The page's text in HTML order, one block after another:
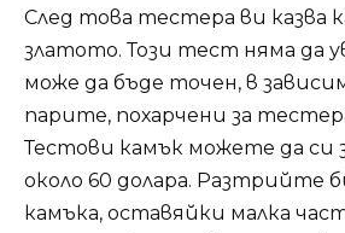
След това тестера ви казва
златото. Този тест няма да
може да бъде точен, в
парите, похарчени за
Тестови камък можете да си
около 60 долара. Разтрийте
камъка, оставяйки малка